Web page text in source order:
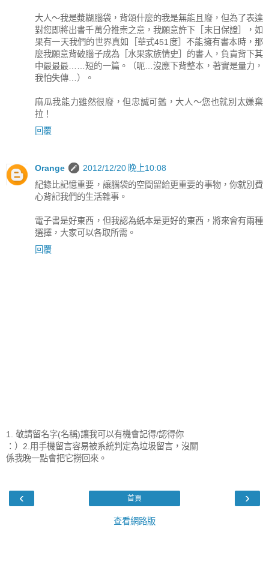
大人～我是漿糊腦袋，背頌什麼的我是無能且廢，但為了表達
對您即將出書千萬分推崇之意，我願意許下［末日保證］，如
果有一天我們的世界真如［華式451度］不能擁有書本時，那
麼我願意背破腦子成為［水果家族情史］的書人，負責背下其
中最最最……短的一篇。（呃…沒應下背整本，著實是量力，
我怕失傳…）。
麻瓜我能力雖然很廢，但忠誠可鑑，大人～您也就別太嫌棄
拉！
回覆
Orange
2012/12/20 晚上10:08
紀錄比記憶重要，讓腦袋的空間留給更重要的事物，你就別費
心背記我們的生活雜事。
電子書是好東西，但我認為紙本是更好的東西，將來會有兩種
選擇，大家可以各取所需。
回覆
1. 敬請留名字(名稱)讓我可以有機會記得/認得你
：）2.用手機留言容易被系統判定為垃圾留言，沒關
係我晚一點會把它撈回來。
‹ ›
首頁
查看網路版